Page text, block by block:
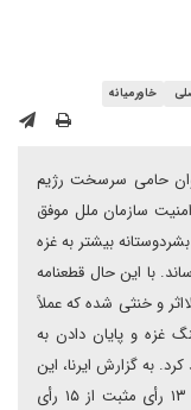
خاورمیانه
حامی سرسخت رژیم
سازمان ملل موفق
کمک‌های بشردوستانه بیشتر به غزه
با این حال قطعنامه
و خنثی شده که عملاً
غزه و پایان دادن به
به گزارش ایرنا، این
قطعنامه در جلسه علنی روز جمعه شورای امنیت ۱۳ رأی مثبت از ۱۵ رأی